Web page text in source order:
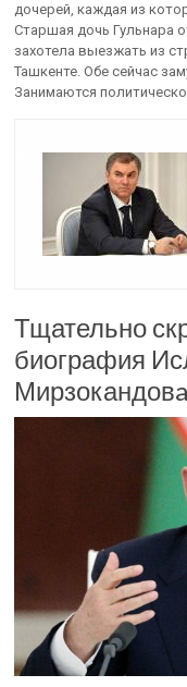
дочерей, каждая из
Старшая дочь Гульнара
захотела выезжать из
Ташкенте. Обе сейчас
Занимаются
Тщательно
биография